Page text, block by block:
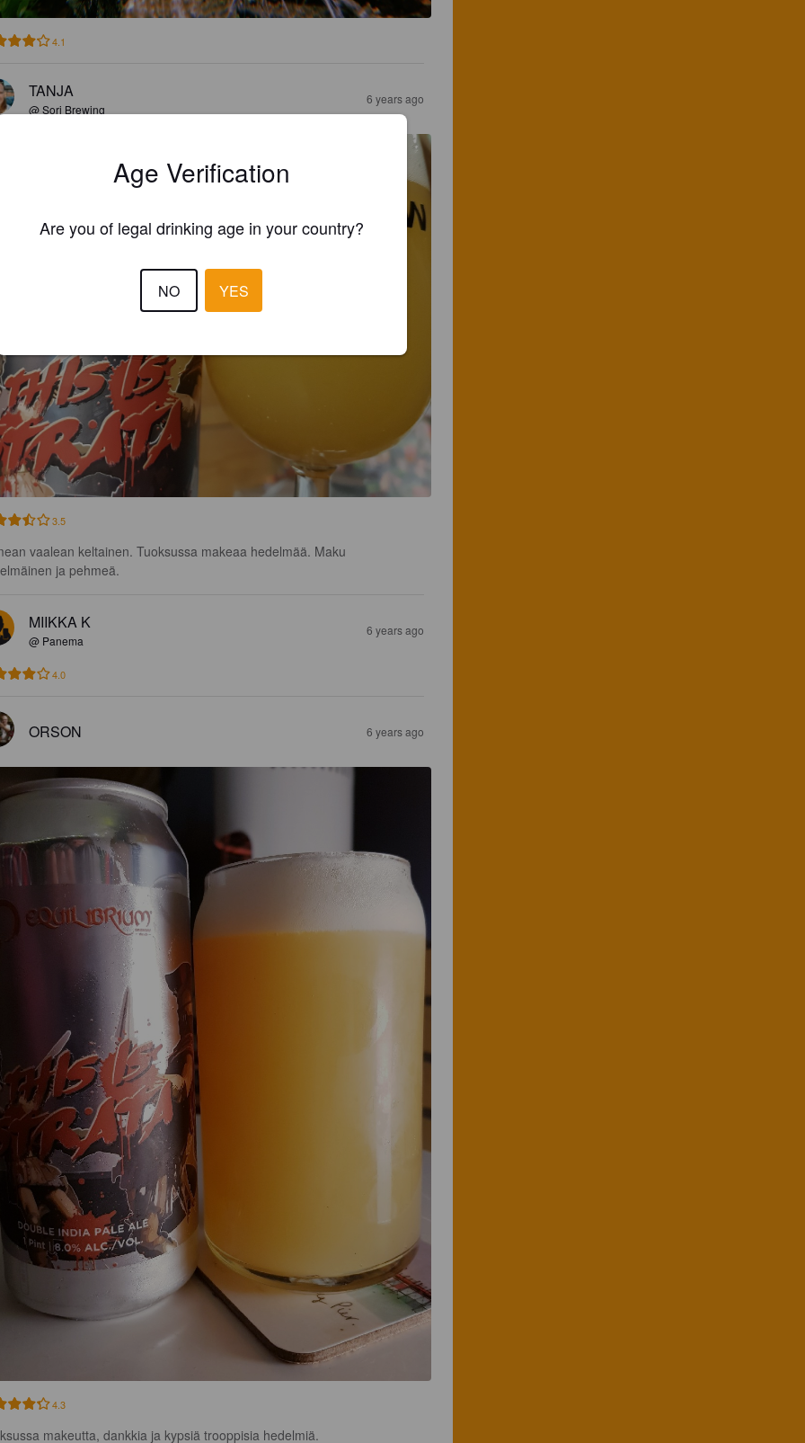
4.1
TANJA
@ Sori Brewing
6 years ago
3.5
vaalean keltainen. Tuoksussa makeaa hedelmää. Maku
ja pehmeä.
MIIKKA K
@ Panema
6 years ago
4.0
ORSON 6 years ago
4.3
makeutta, dankkia ja kypsiä trooppisia hedelmiä.
Age Verification
Are you of legal drinking age in your country?
NO YES